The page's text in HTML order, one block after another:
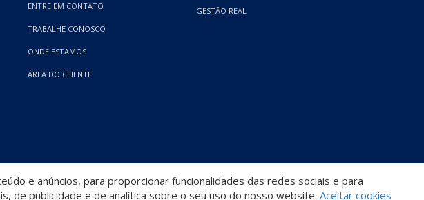
ENTRE EM CONTATO
TRABALHE CONOSCO
ONDE ESTAMOS
ÁREA DO CLIENTE
GESTÃO REAL
e anúncios, para proporcionar funcionalidades das redes sociais e para
de publicidade e de analítica sobre o seu uso do nosso website. Aceitar cookies